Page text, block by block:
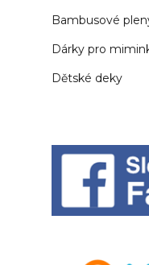
Bambusové
Dárky pro
Dětské deky